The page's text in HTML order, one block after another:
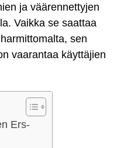
ja väärennettyjen
Vaikka se saattaa
sen
vaarantaa käyttäjien
Ers-